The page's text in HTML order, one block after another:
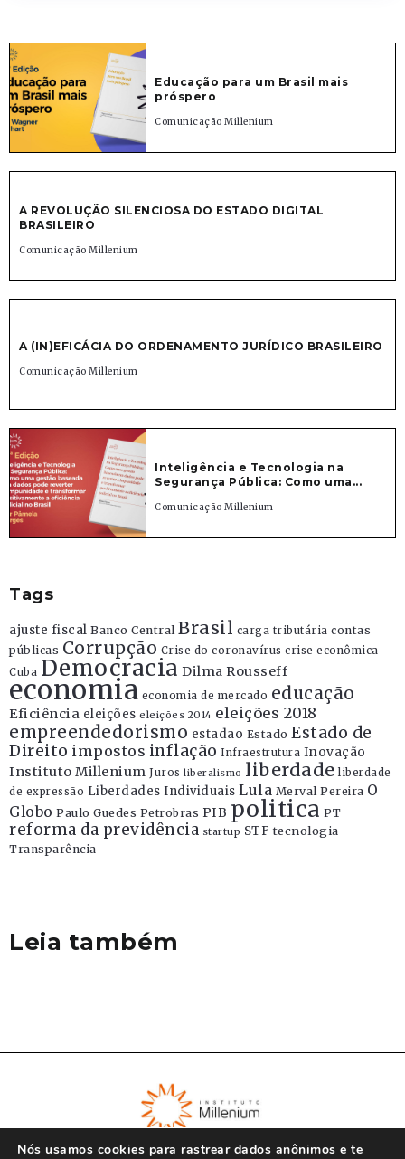
Educação para um Brasil mais
próspero
Comunicação Millenium
A REVOLUÇÃO SILENCIOSA DO ESTADO DIGITAL
BRASILEIRO
Comunicação Millenium
A (IN)EFICÁCIA DO ORDENAMENTO JURÍDICO BRASILEIRO
Comunicação Millenium
Inteligência e Tecnologia na
Segurança Pública: Como uma...
Comunicação Millenium
Tags
ajuste fiscal Banco Central Brasil carga tributária contas
públicas Corrupção Crise do coronavírus crise econômica
Cuba Democracia Dilma Rousseff
economia economia de mercado educação
Eficiência eleições eleições 2014 eleições 2018
empreendedorismo estadao Estado Estado de
Direito impostos inflação Infraestrutura Inovação
Instituto Millenium Juros liberalismo liberdade liberdade
de expressão Liberdades Individuais Lula Merval Pereira O
Globo Paulo Guedes Petrobras PIB politica PT
reforma da previdência startup STF tecnologia
Transparência
Leia também
Nós usamos cookies para rastrear dados anônimos e te